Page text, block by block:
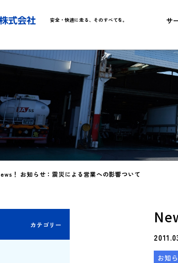
安全・快適に走る、そのすべてを。 サ
！ お知らせ：震災による営業への影響ついて
お知